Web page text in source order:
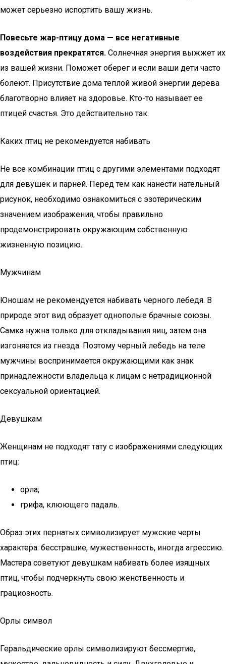
может серьезно испортить вашу жизнь.
Повесьте жар-птицу дома — все негативные
воздействия прекратятся. Солнечная энергия выжжет их
из вашей жизни. Поможет оберег и если ваши дети часто
болеют. Присутствие дома теплой живой энергии дерева
благотворно влияет на здоровье. Кто-то называет ее
птицей счастья. Это действительно так.
Каких птиц не рекомендуется набивать
Не все комбинации птиц с другими элементами подходят
для девушек и парней. Перед тем как нанести нательный
рисунок, необходимо ознакомиться с эзотерическим
значением изображения, чтобы правильно
продемонстрировать окружающим собственную
жизненную позицию.
Мужчинам
Юношам не рекомендуется набивать черного лебедя. В
природе этот вид образует однополые брачные союзы.
Самка нужна только для откладывания яиц, затем она
изгоняется из гнезда. Поэтому черный лебедь на теле
мужчины воспринимается окружающими как знак
принадлежности владельца к лицам с нетрадиционной
сексуальной ориентацией.
Девушкам
Женщинам не подходят тату с изображениями следующих
птиц:
орла;
грифа, клюющего падаль.
Образ этих пернатых символизирует мужские черты
характера: бесстрашие, мужественность, иногда агрессию.
Мастера советуют девушкам набивать более изящных
птиц, чтобы подчеркнуть свою женственность и
грациозность.
Орлы символ
Геральдические орлы символизируют бессмертие,